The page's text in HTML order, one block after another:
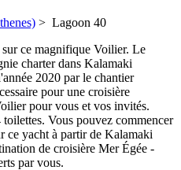
> Lagoon 40
sur ce magnifique Voilier. Le
charter dans Kalamaki
2020 par le chantier
pour une croisière
pour vous et vos invités.
Vous pouvez commencer
ce yacht à partir de Kalamaki
de croisière Mer Égée -
par vous.